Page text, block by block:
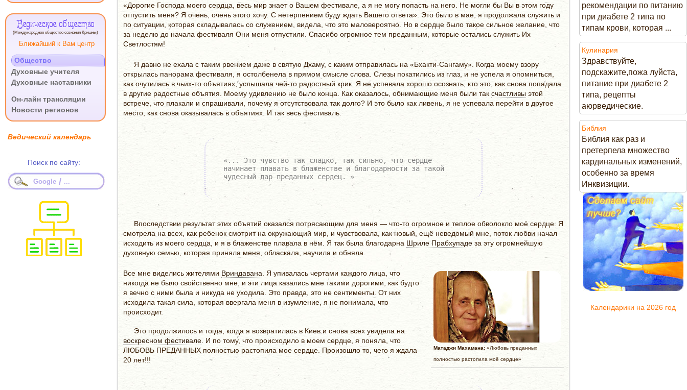
«Дорогие Господа моего сердца, весь мир знает о Вашем фестивале, а я не могу попасть на него. Не могли бы Вы в этом году
отпустить меня? Я очень, очень этого хочу. С нетерпением буду ждать Вашего ответа». Это было в мае, я продолжала служить и
по ситуации, которая складывалась со служением, видела, что это маловероятно. Но в сердце было такое сильное желание, что
за неделю до начала фестиваля Они меня отпустили. Спасибо огромное тем преданным, которые остались служить Их
Светлостям!
Я давно не ехала с таким рвением даже в святую Дхаму, с каким отправилась на «Бхакти-Сангаму». Когда моему взору
открылась панорама фестиваля, я остолбенела в прямом смысле слова. Слезы покатились из глаз, и не успела я опомниться,
как очутилась в чьих-то объятиях, услышала чей-то радостный крик. Я не успевала хорошо осознать, кто это, как снова попадала
в другие радостные объятия. Моему удивлению не было конца. Как оказалось, обнимающие меня были так счастливы этой
встрече, что плакали и спрашивали, почему я отсутствовала так долго? И это было как ливень, я не успевала перейти в другое
место, как снова оказывалась в объятиях. И так весь фестиваль.
«... Это чувство так сладко, так сильно, что сердце
начинает плавать в блаженстве и благодарности за такой
чудесный дар преданных сердец. »
Впоследствии результат этих объятий оказался потрясающим для меня — что-то огромное и теплое обволокло моё сердце. Я
смотрела на всех, как ребенок смотрит на окружающий мир, и чувствовала, как новый, ещё неведомый мне, поток любви начал
исходить из моего сердца, и я в блаженстве плавала в нём. Я так была благодарна Шриле Прабхупаде за эту огромнейшую
духовную семью, которая приняла меня, обласкала, научила и обняла.
Матаджи Махамана: «Любовь преданных
полностью растопила моё сердце»
Все мне виделись жителями Вриндавана . Я упивалась чертами каждого лица, что
никогда не было свойственно мне, и эти лица казались мне такими дорогими, как будто
я вечно с ними была и никуда не уходила. Это правда, это не сентименты. От них
исходила такая сила, которая ввергала меня в изумление, я не понимала, что
происходит.
Это продолжилось и тогда, когда я возвратилась в Киев и снова всех увидела на
воскресном фестивале . И по тому, что происходило в моем сердце, я поняла, что
ЛЮБОВЬ ПРЕДАННЫХ полностью растопила мое сердце. Произошло то, чего я ждала
20 лет!!!
Ведическое общество
(Международное общество сознания Кришны)
Ближайший к Вам центр
Общество
Духовные учителя
Духовные наставники
Он-лайн трансляции
Новости регионов
Ведический календарь
Поиск по сайту:
Google / ...
рекомендации по питанию
при диабете 2 типа по
типам крови, которая ...
Кулинария
Здравствуйте,
подскажите,пожа луйста,
питание при диабете 2
типа, рецепты
аюрведические.
Библия
Библия как раз и
претерпела множество
кардинальных изменений,
особенно за время
Инквизиции.
Календарики на 2026 год